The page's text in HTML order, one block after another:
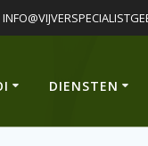
DIENSTEN